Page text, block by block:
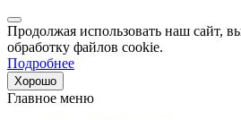
Продолжая использовать наш сайт,
обработку файлов cookie.
Подробнее
Хорошо
Главное меню